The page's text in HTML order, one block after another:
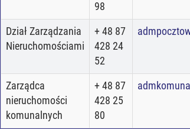
98
Dział Zarządzania
Nieruchomościami
+ 48 87
428 24
52
Zarządca
nieruchomości
komunalnych
+ 48 87
428 25
80